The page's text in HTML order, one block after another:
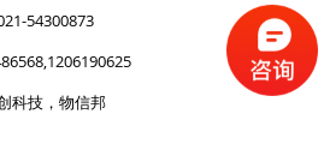
54300873
科技，物信邦